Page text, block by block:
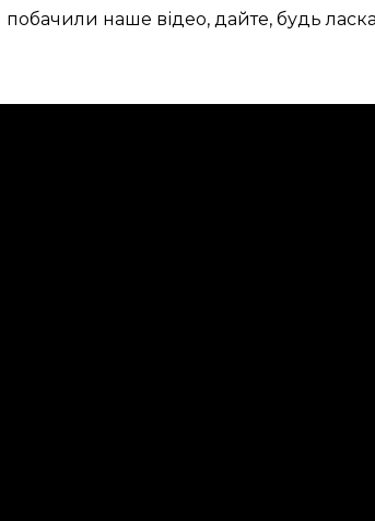
наше відео, дайте, будь ласка,